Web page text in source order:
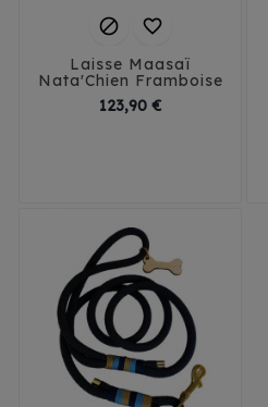
 
Laisse Maasaï
Nata'Chien Framboise
123,90 €Prix